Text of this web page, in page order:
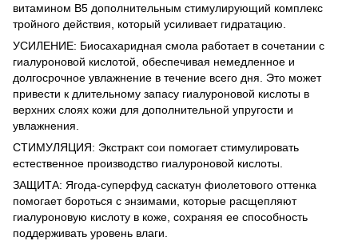
витамином B5 дополнительным стимулирующий комплекс
тройного действия, который усиливает гидратацию.
УСИЛЕНИЕ: Биосахаридная смола работает в сочетании с
гиалуроновой кислотой, обеспечивая немедленное и
долгосрочное увлажнение в течение всего дня. Это может
привести к длительному запасу гиалуроновой кислоты в
верхних слоях кожи для дополнительной упругости и
увлажнения.
СТИМУЛЯЦИЯ: Экстракт сои помогает стимулировать
естественное производство гиалуроновой кислоты.
ЗАЩИТА: Ягода-суперфуд саскатун фиолетового оттенка
помогает бороться с энзимами, которые расщепляют
гиалуроновую кислоту в коже, сохраняя ее способность
поддерживать уровень влаги.